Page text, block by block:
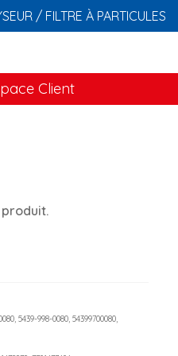
/ FILTRE À PARTICULES
Client
5439-998-0080, 54399700080,